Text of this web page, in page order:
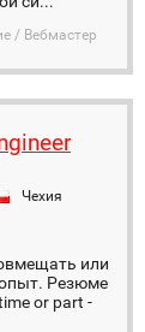
/ Вебмастер
Чехия
или
Резюме
or part -